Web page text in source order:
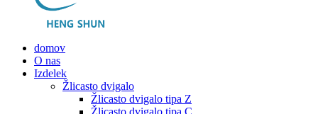
domov
O nas
Izdelek
Žlicasto dvigalo
Žlicasto dvigalo tipa Z
Žlicasto dvigalo tipa C